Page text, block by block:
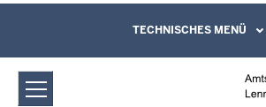
Amtsgericht Lennestadt:
Terminbuchung
Direkt zum Inhalt
Leichte Sprache,
und Kontaktformular
TECHNISCHES MENÜ